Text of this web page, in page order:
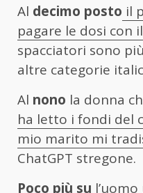
Al decimo posto il
pagare le dosi con
spacciatori sono
altre categorie
Al nono la donna
ha letto i fondi del
mio marito mi
ChatGPT stregone.
Poco più su